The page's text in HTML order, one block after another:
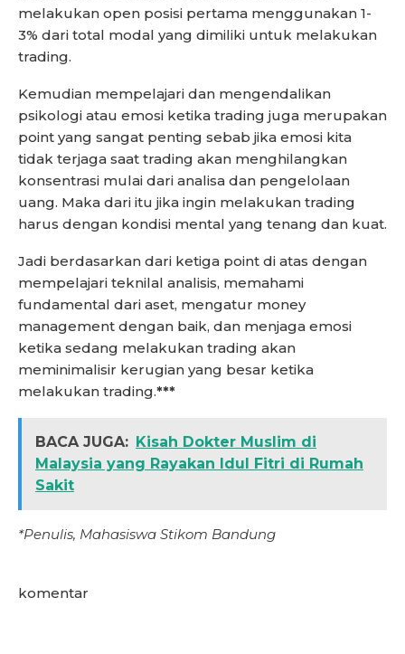
melakukan open posisi pertama menggunakan 1-
3% dari total modal yang dimiliki untuk melakukan
trading.
Kemudian mempelajari dan mengendalikan
psikologi atau emosi ketika trading juga merupakan
point yang sangat penting sebab jika emosi kita
tidak terjaga saat trading akan menghilangkan
konsentrasi mulai dari analisa dan pengelolaan
uang. Maka dari itu jika ingin melakukan trading
harus dengan kondisi mental yang tenang dan kuat.
Jadi berdasarkan dari ketiga point di atas dengan
mempelajari teknilal analisis, memahami
fundamental dari aset, mengatur money
management dengan baik, dan menjaga emosi
ketika sedang melakukan trading akan
meminimalisir kerugian yang besar ketika
melakukan trading.***
BACA JUGA: Kisah Dokter Muslim di
Malaysia yang Rayakan Idul Fitri di Rumah
Sakit
*Penulis, Mahasiswa Stikom Bandung
komentar